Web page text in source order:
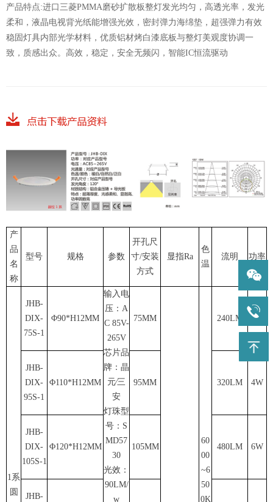
产
品
名
称
型号 规格 参数
开孔尺
寸/安装
方式
显指Ra
色
温
流明 功率
1系
圆
JHB-
DIX-
75S-1
Φ90*H12MM
输入电
压：A
C 85V-
265V
芯片品
牌：晶
元∕三
安
灯珠型
号：S
MD57
30
光效：
90LM/
w
75MM
60
00
~6
50
0K
240LM 3W
JHB-
DIX-
95S-1
Φ110*H12MM 95MM 320LM 4W
JHB-
DIX-
105S-1
Φ120*H12MM 105MM 480LM 6W
JHB-
产品特点:进口三菱PMMA磨砂扩散板整灯发光均匀，高透光率，发光
柔和，液晶电视背光纸能增强光效，密封弹力海绵垫，超强弹力有效
稳固灯具内部光学材料，优质铝材烤白漆底板与整灯美观度协调一
致，质感出众。高效，稳定，安全无频闪，智能IC恒流驱动